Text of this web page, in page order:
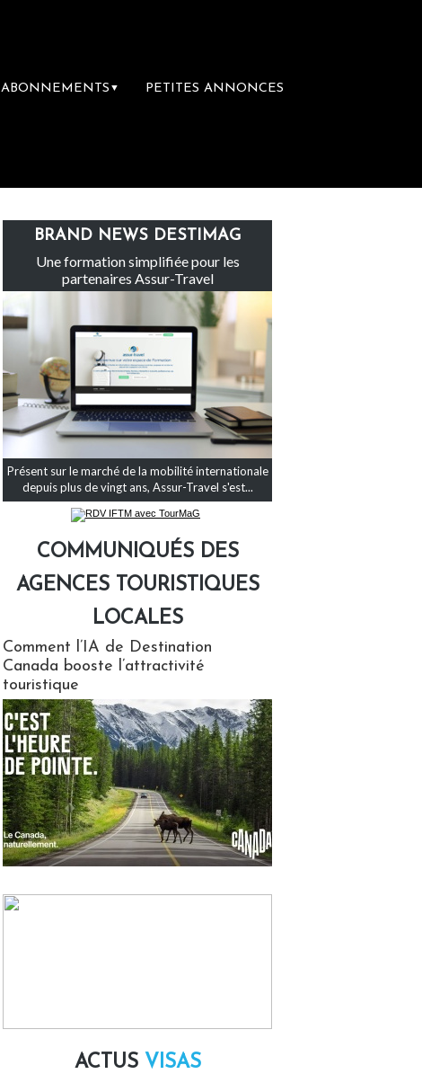
ABONNEMENTS ▼ PETITES ANNONCES
Le groupe Sainte-Claire rachète Eden Tour
BRAND NEWS DESTIMAG
Une formation simplifiée pour les
partenaires Assur-Travel
Présent sur le marché de la mobilité internationale
depuis plus de vingt ans, Assur-Travel s'est...
COMMUNIQUÉS DES
AGENCES TOURISTIQUES
LOCALES
Comment l’IA de Destination
Canada booste l’attractivité
touristique
ACTUS VISAS